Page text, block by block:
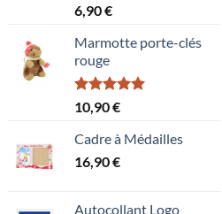
Note
4.00
5
6,90€
Marmotte porte-clés
rouge
Note5.00
sur 5
10,90€
Cadre à Médailles
16,90€
Autocollant Logo